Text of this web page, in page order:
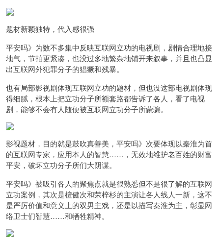
题材新颖独特，代入感很强
平安吗》为数不多集中反映互联网立功的电视剧，剧情合理地接
地气，节拍更紧凑，也没过多地繁杂地铺开来叙事，并且也凸显
出互联网外犯罪分子的猖獗和残暴。
也有局部影视剧体现互联网立功的题材，但也没这部电视剧体现
得细腻，根本上把立功分子所额套路都告诉了各人，看了电视
剧，能够不会有人随便被互联网立功分子所蒙骗。
影视题材，目的就是鼓吹真善美，平安吗》次要体现以秦淮为首
的互联网专家，应用本人的智慧……，无效地维护老百姓的财富
平安，破坏立功分子所们大阴谋。
平安吗》被吸引各人的聚焦点就是很熟悉但不是很了解的互联网
立功案例，其次是檀健次和荣梓杉的主演让各人线人一新，这不
是严厉价值和意义上的双男主戏，还是以描写秦淮为主，彰显网
络卫士们智慧……和牺牲精神。